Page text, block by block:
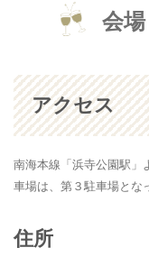
会
アクセス
南海本線「浜寺公園駅」
車場は、第３駐車場とな
住所